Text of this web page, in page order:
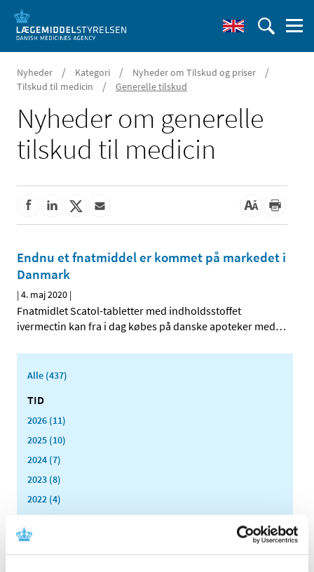
Nyheder / Kategori / Nyheder om Tilskud og priser /
Tilskud til medicin / Generelle tilskud
Nyheder om generelle
tilskud til medicin
Endnu et fnatmiddel er kommet på markedet i
Danmark
|4. maj 2020 |
Fnatmidlet Scatol-tabletter med indholdsstoffet
ivermectin kan fra i dag købes på danske apoteker med…
Alle (437)
TID
2026 (11)
2025 (10)
2024 (7)
2023 (8)
2022 (4)
2021 (24)
2020 (7)
september (1)